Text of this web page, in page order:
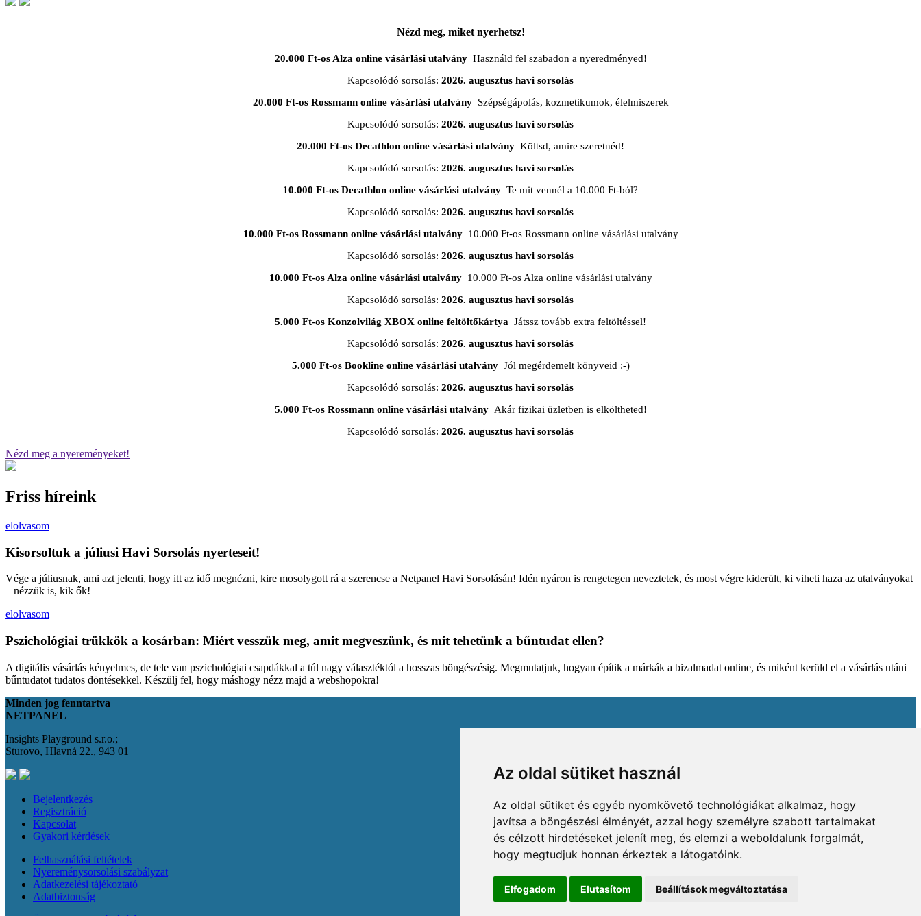
Az oldal sütiket használ
Az oldal sütiket és egyéb nyomkövető technológiákat alkalmaz, hogy
javítsa a böngészési élményét, azzal hogy személyre szabott tartalmakat
és célzott hirdetéseket jelenít meg, és elemzi a weboldalunk forgalmát,
hogy megtudjuk honnan érkeztek a látogatóink.
Elfogadom Elutasítom Beállítások megváltoztatása
Nézd meg, miket nyerhetsz!
20.000 Ft-os Alza online vásárlási utalványHasználd fel szabadon a nyeredményed!
Kapcsolódó sorsolás: 2026. augusztus havi sorsolás
20.000 Ft-os Rossmann online vásárlási utalványSzépségápolás, kozmetikumok, élelmiszerek
Kapcsolódó sorsolás: 2026. augusztus havi sorsolás
20.000 Ft-os Decathlon online vásárlási utalvány Költsd, amire szeretnéd!
Kapcsolódó sorsolás: 2026. augusztus havi sorsolás
10.000 Ft-os Decathlon online vásárlási utalvány Te mit vennél a 10.000 Ft-ból?
Kapcsolódó sorsolás: 2026. augusztus havi sorsolás
10.000 Ft-os Rossmann online vásárlási utalvány10.000 Ft-os Rossmann online vásárlási utalvány
Kapcsolódó sorsolás: 2026. augusztus havi sorsolás
10.000 Ft-os Alza online vásárlási utalvány10.000 Ft-os Alza online vásárlási utalvány
Kapcsolódó sorsolás: 2026. augusztus havi sorsolás
5.000 Ft-os Konzolvilág XBOX online feltöltőkártya Játssz tovább extra feltöltéssel!
Kapcsolódó sorsolás: 2026. augusztus havi sorsolás
5.000 Ft-os Bookline online vásárlási utalványJól megérdemelt könyveid :-)
Kapcsolódó sorsolás: 2026. augusztus havi sorsolás
5.000 Ft-os Rossmann online vásárlási utalványAkár fizikai üzletben is elköltheted!
Kapcsolódó sorsolás: 2026. augusztus havi sorsolás
Nézd meg a nyereményeket!
Friss híreink
elolvasom
Kisorsoltuk a júliusi Havi Sorsolás nyerteseit!
Vége a júliusnak, ami azt jelenti, hogy itt az idő megnézni, kire mosolygott rá a szerencse a Netpanel Havi Sorsolásán! Idén nyáron is rengetegen neveztetek, és most végre kiderült, ki viheti haza az utalványokat
– nézzük is, kik ők!
elolvasom
Pszichológiai trükkök a kosárban: Miért vesszük meg, amit megveszünk, és mit tehetünk a bűntudat ellen?
A digitális vásárlás kényelmes, de tele van pszichológiai csapdákkal a túl nagy választéktól a hosszas böngészésig. Megmutatjuk, hogyan építik a márkák a bizalmadat online, és miként kerüld el a vásárlás utáni
bűntudatot tudatos döntésekkel. Készülj fel, hogy máshogy nézz majd a webshopokra!
Minden jog fenntartva
NETPANEL
Insights Playground s.r.o.;
Sturovo, Hlavná 22., 943 01
Bejelentkezés
Regisztráció
Kapcsolat
Gyakori kérdések
Felhasználási feltételek
Nyereménysorsolási szabályzat
Adatkezelési tájékoztató
Adatbiztonság